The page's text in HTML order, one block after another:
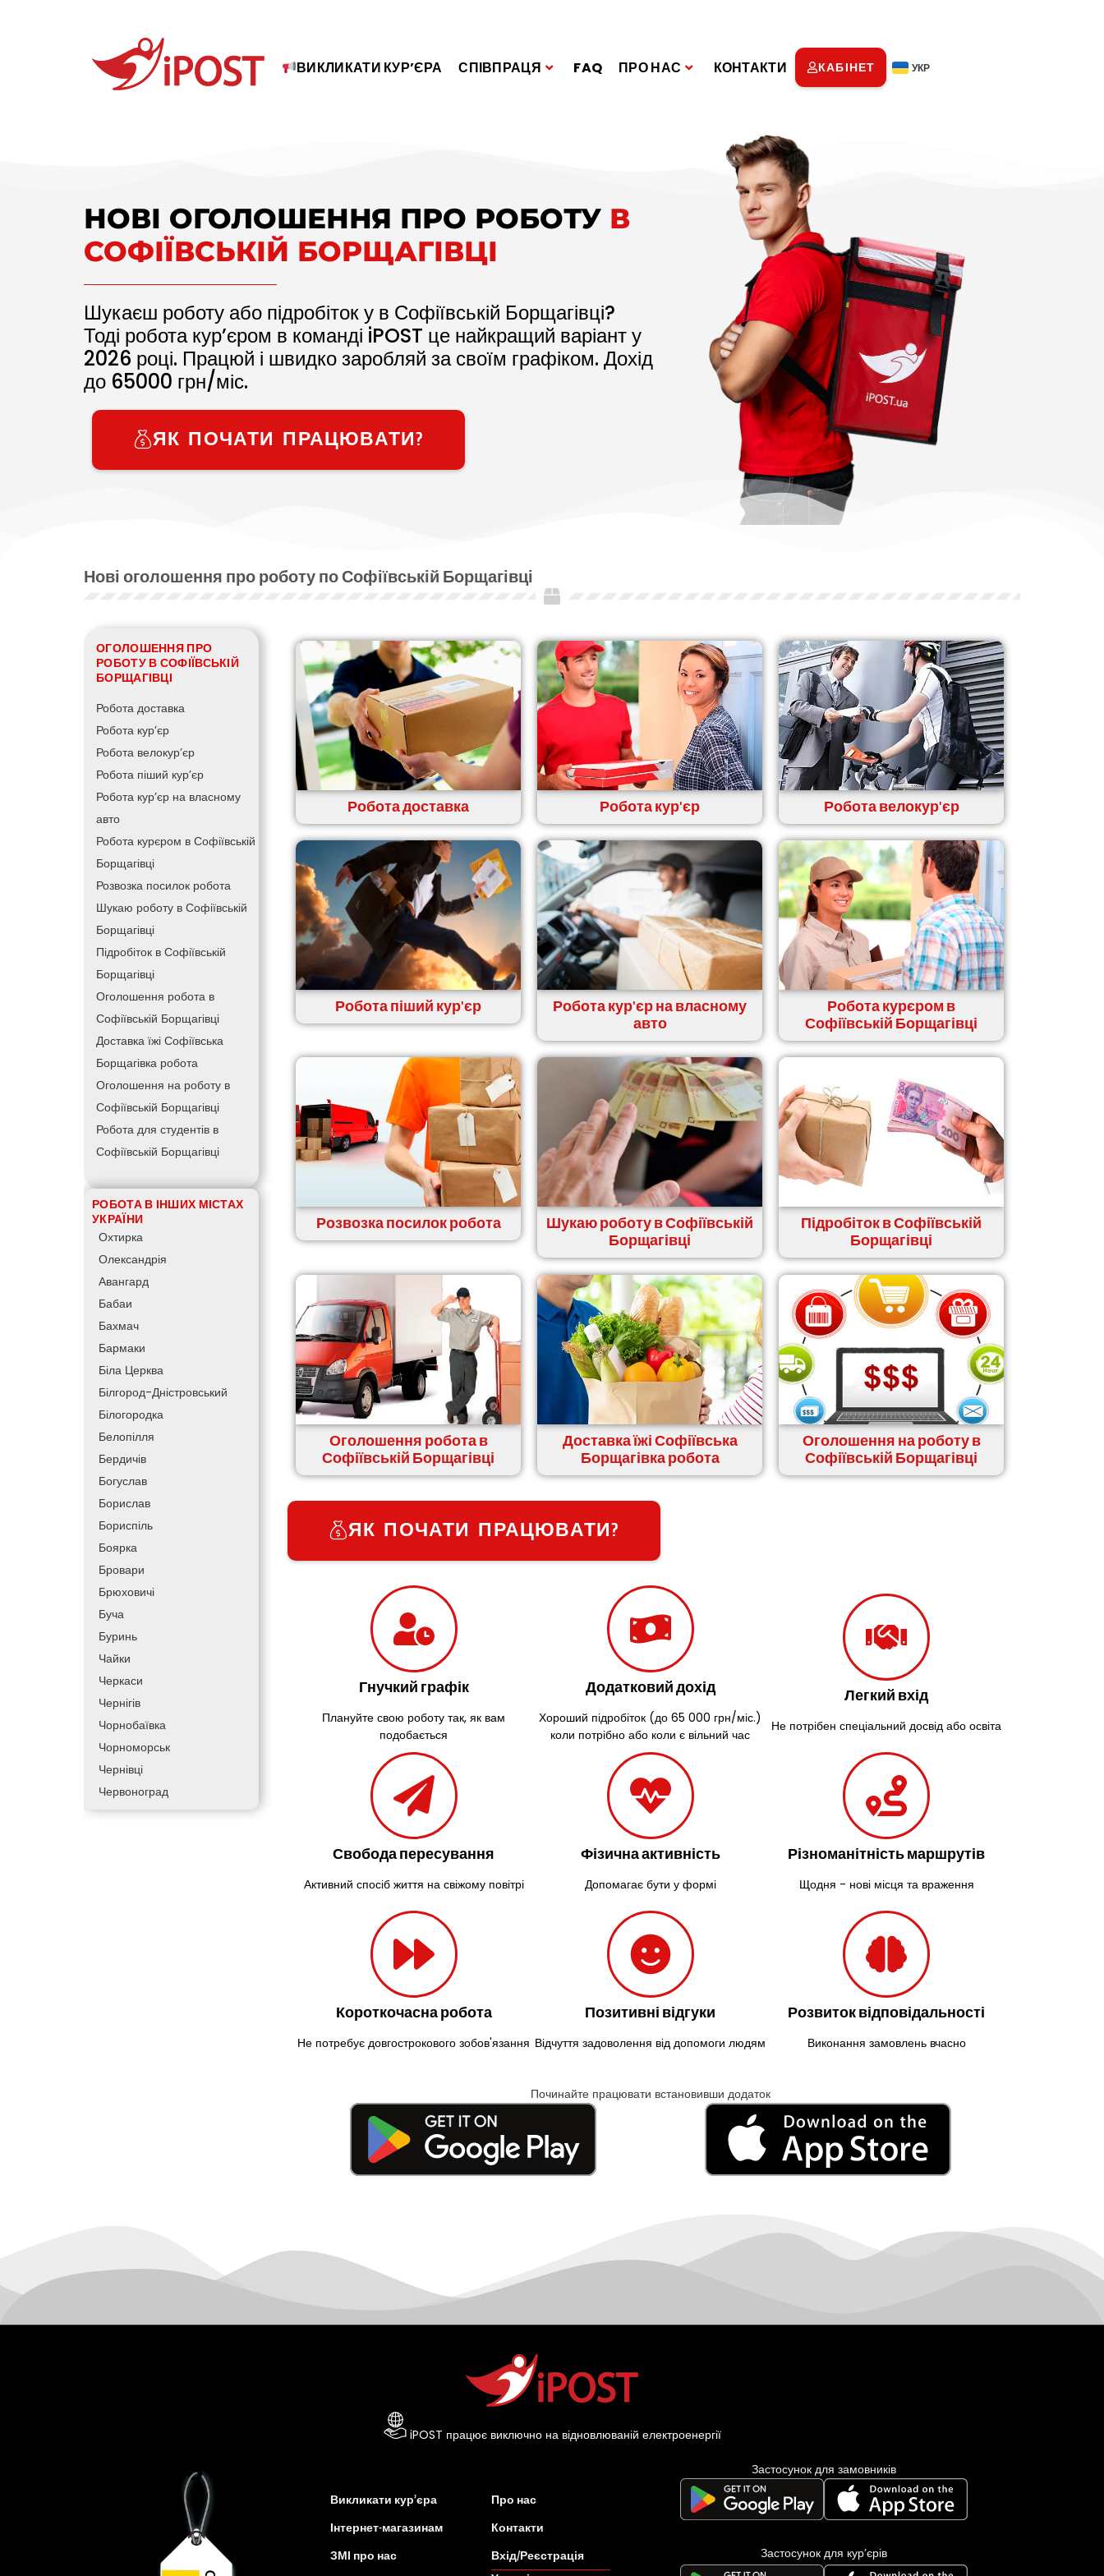
ВИКЛИКАТИ КУР’ЄРА СПІВПРАЦЯ FAQ ПРО НАС КОНТАКТИ КАБІНЕТ УКР
НОВІ ОГОЛОШЕННЯ ПРО РОБОТУ В
СОФІЇВСЬКІЙ БОРЩАГІВЦІ
Шукаєш роботу або підробіток у в Софіївській Борщагівці?
Тоді робота кур’єром в команді iPOST це найкращий варіант у
2026 році. Працюй і швидко заробляй за своїм графіком. Дохід
до 65000 грн/міс.
ЯК ПОЧАТИ ПРАЦЮВАТИ?
Нові оголошення про роботу по Софіївській Борщагівці
ОГОЛОШЕННЯ ПРО
РОБОТУ В СОФІЇВСЬКІЙ
БОРЩАГІВЦІ
Робота доставка
Робота кур’єр
Робота велокур’єр
Робота піший кур’єр
Робота кур’єр на власному
авто
Робота курєром в Софіївській
Борщагівці
Розвозка посилок робота
Шукаю роботу в Софіївській
Борщагівці
Підробіток в Софіївській
Борщагівці
Оголошення робота в
Софіївській Борщагівці
Доставка їжі Софіївська
Борщагівка робота
Оголошення на роботу в
Софіївській Борщагівці
Робота для студентів в
Софіївській Борщагівці
РОБОТА В ІНШИХ МІСТАХ
УКРАЇНИ
Охтирка
Олександрія
Авангард
Бабаи
Бахмач
Бармаки
Біла Церква
Білгород-Дністровський
Білогородка
Белопілля
Бердичів
Богуслав
Борислав
Бориспіль
Боярка
Бровари
Брюховичі
Буча
Буринь
Чайки
Черкаси
Чернігів
Чорнобаївка
Чорноморськ
Чернівці
Червоноград
Чортків
Кам’янець-Подільський
Кам’янське
Корсунь-Шевченківський
Робота доставка Робота кур'єр Робота велокур'єр
Робота піший кур'єр Робота кур'єр на власному
авто
Робота курєром в
Софіївській Борщагівці
Розвозка посилок робота Шукаю роботу в Софіївській
Борщагівці
Підробіток в Софіївській
Борщагівці
Оголошення робота в
Софіївській Борщагівці
Доставка їжі Софіївська
Борщагівка робота
Оголошення на роботу в
Софіївській Борщагівці
ЯК ПОЧАТИ ПРАЦЮВАТИ?
Гнучкий графік
Плануйте свою роботу так, як вам
подобається
Додатковий дохід
Хороший підробіток (до 65 000 грн/міс.)
коли потрібно або коли є вільний час
Легкий вхід
Не потрібен спеціальний досвід або освіта
Свобода пересування
Активний спосіб життя на свіжому повітрі
Фізична активність
Допомагає бути у формі
Різноманітність маршрутів
Щодня - нові місця та враження
Короткочасна робота
Не потребує довгострокового зобов'язання
Позитивні відгуки
Відчуття задоволення від допомоги людям
Розвиток відповідальності
Виконання замовлень вчасно
Починайте працювати встановивши додаток
iPOST працює виключно на відновлюваній електроенергії
Викликати кур’єра
Інтернет-магазинам
ЗМІ про нас
Про нас
Контакти
Вхід/Реєстрація
Застосунок для замовників
Застосунок для кур’єрів